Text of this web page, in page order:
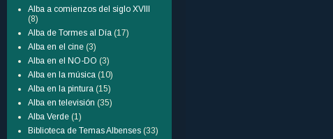
Alba a comienzos del siglo XVIII
(8)
Alba de Tormes al Día (17)
Alba en el cine (3)
Alba en el NO-DO (3)
Alba en la música (10)
Alba en la pintura (15)
Alba en televisión (35)
Alba Verde (1)
Biblioteca de Temas Albenses (33)